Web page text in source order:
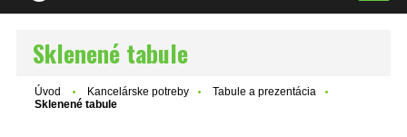
Sklenené tabule
Úvod Kancelárske potreby
Tabule a prezentácia
Sklenené tabule